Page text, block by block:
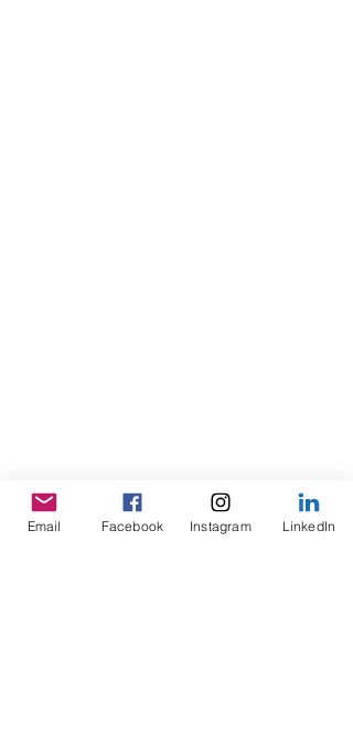
Email Facebook Instagram LinkedIn